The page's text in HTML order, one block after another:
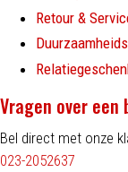
Retour &
Vragen over
Bel direct met onze
023-2052637